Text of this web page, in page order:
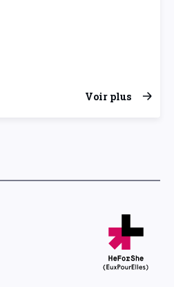
Voir plus